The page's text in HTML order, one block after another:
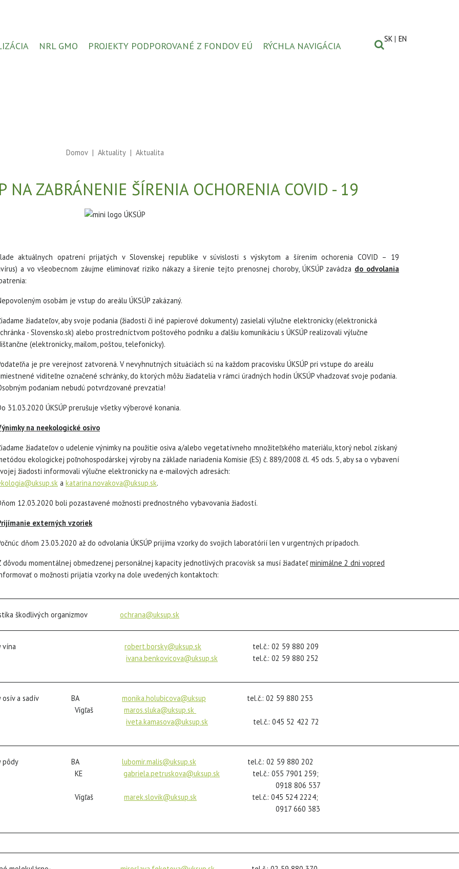
SK EN
NRL GMO PROJEKTY PODPOROVANÉ Z FONDOV EÚ RÝCHLA NAVIGÁCIA
Domov Aktuality Aktualita
NA ZABRÁNENIE ŠÍRENIA OCHORENIA COVID - 19
aktuálnych opatrení prijatých v Slovenskej republike v súvislosti s výskytom a šírením ochorenia COVID – 19
a vo všeobecnom záujme eliminovať riziko nákazy a šírenie tejto prenosnej choroby, ÚKSÚP zavádza do odvolania
osobám je vstup do areálu ÚKSÚP zakázaný.
žiadateľov, aby svoje podania (žiadosti či iné papierové dokumenty) zasielali výlučne elektronicky (elektronická
- Slovensko.sk) alebo prostredníctvom poštového podniku a ďalšiu komunikáciu s ÚKSÚP realizovali výlučne
(elektronicky, mailom, poštou, telefonicky).
je pre verejnosť zatvorená. V nevyhnutných situáciách sú na každom pracovisku ÚKSÚP pri vstupe do areálu
viditeľne označené schránky, do ktorých môžu žiadatelia v rámci úradných hodín ÚKSÚP vhadzovať svoje podania.
podaniam nebudú potvrdzované prevzatia!
31.03.2020 ÚKSÚP prerušuje všetky výberové konania.
na neekologické osivo
žiadateľov o udelenie výnimky na použitie osiva a/alebo vegetatívneho množiteľského materiálu, ktorý nebol získaný
ekologickej poľnohospodárskej výroby na základe nariadenia Komisie (ES) č. 889/2008 čl. 45 ods. 5, aby sa o vybavení
žiadosti informovali výlučne elektronicky na e-mailových adresách:
a katarina.novakova@uksup.sk.
12.03.2020 boli pozastavené možnosti prednostného vybavovania žiadostí.
externých vzoriek
dňom 23.03.2020 až do odvolania ÚKSÚP prijíma vzorky do svojich laboratórií len v urgentných prípadoch.
dôvodu momentálnej obmedzenej personálnej kapacity jednotlivých pracovísk sa musí žiadateľminimálne 2 dni vopred
o možnosti prijatia vzorky na dole uvedených kontaktoch:
škodlivých organizmov ochrana@uksup.sk
vína robert.borsky@uksup.sk tel.č.: 02 59 880 209
ivana.benkovicova@uksup.sk tel.č.: 02 59 880 252
osív a sadív BA monika.holubicova@uksup tel.č.: 02 59 880 253
maros.sluka@uksup.sk
iveta.kamasova@uksup.sk tel.č.: 045 52 422 72
pôdy BA lubomir.malis@uksup.sk tel.č.: 02 59 880 202
gabriela.petruskova@uksup.sk tel.č.: 055 7901 259;
806 537
marek.slovik@uksup.sk tel.č.: 045 524 2224;
660 383